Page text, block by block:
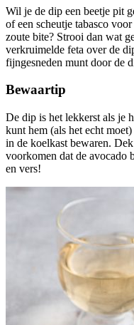
Wil je de dip een beetje pit
of een scheutje tabasco voor
zoute bite? Strooi dan wat
verkruimelde feta over de
fijngesneden munt door de
Bewaartip
De dip is het lekkerst als je
kunt hem (als het echt
in de koelkast bewaren.
voorkomen dat de
en vers!